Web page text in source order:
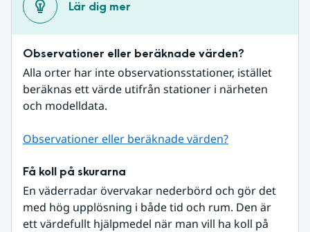
Lär dig mer
Observationer eller beräknade värden?
Alla orter har inte observationsstationer, istället
beräknas ett värde utifrån stationer i närheten
och modelldata.
Observationer eller beräknade värden?
Få koll på skurarna
En väderradar övervakar nederbörd och gör det
med hög upplösning i både tid och rum. Den är
ett värdefullt hjälpmedel när man vill ha koll på